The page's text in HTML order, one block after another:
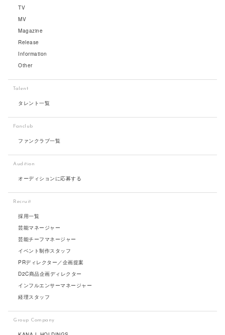
TV
MV
Magazine
Release
Information
Other
Talent
タレント一覧
Fanclub
ファンクラブ一覧
Audition
オーディションに応募する
Recruit
採用一覧
芸能マネージャー
芸能チーフマネージャー
イベント制作スタッフ
PRディレクター／企画提案
D2C商品企画ディレクター
インフルエンサーマネージャー
経理スタッフ
Group Company